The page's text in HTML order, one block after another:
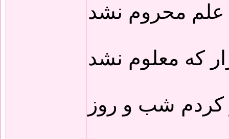
محروم نشد
که معلوم نشد
کردم شب و روز